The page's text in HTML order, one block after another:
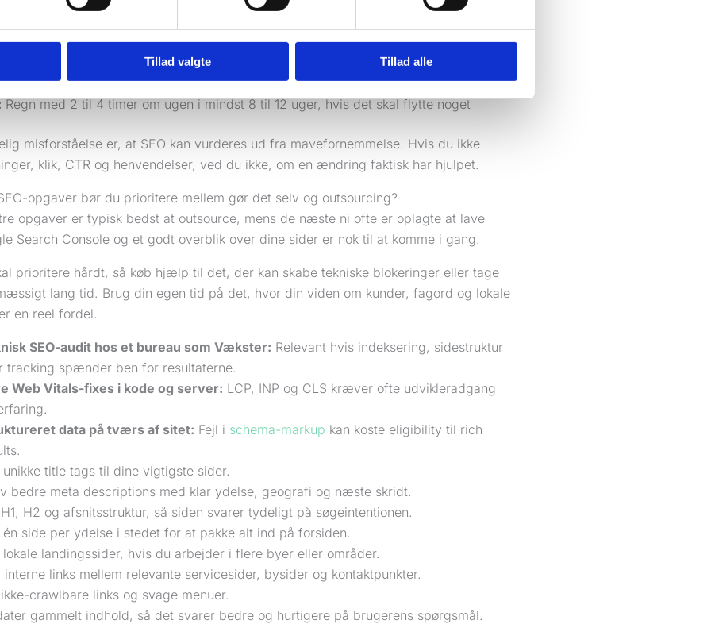
Tillad valgte Tillad alle
Formularer, klik på telefonnummer og eventuelle tilbudsforespørgsler skal kunne
Regn med 2 til 4 timer om ugen i mindst 8 til 12 uger, hvis det skal flytte noget
misforståelse er, at SEO kan vurderes ud fra mavefornemmelse. Hvis du ikke
klik, CTR og henvendelser, ved du ikke, om en ændring faktisk har hjulpet.
opgaver bør du prioritere mellem gør det selv og outsourcing?
opgaver er typisk bedst at outsource, mens de næste ni ofte er oplagte at lave
Search Console og et godt overblik over dine sider er nok til at komme i gang.
prioritere hårdt, så køb hjælp til det, der kan skabe tekniske blokeringer eller tage
lang tid. Brug din egen tid på det, hvor din viden om kunder, fagord og lokale
en reel fordel.
SEO-audit hos et bureau som Vækster: Relevant hvis indeksering, sidestruktur
tracking spænder ben for resultaterne.
Web Vitals-fixes i kode og server: LCP, INP og CLS kræver ofte udvikleradgang
data på tværs af sitet: Fejl i schema-markup kan koste eligibility til rich
unikke title tags til dine vigtigste sider.
bedre meta descriptions med klar ydelse, geografi og næste skridt.
H2 og afsnitsstruktur, så siden svarer tydeligt på søgeintentionen.
én side per ydelse i stedet for at pakke alt ind på forsiden.
lokale landingssider, hvis du arbejder i flere byer eller områder.
interne links mellem relevante servicesider, bysider og kontaktpunkter.
crawlbare links og svage menuer.
gammelt indhold, så det svarer bedre og hurtigere på brugerens spørgsmål.